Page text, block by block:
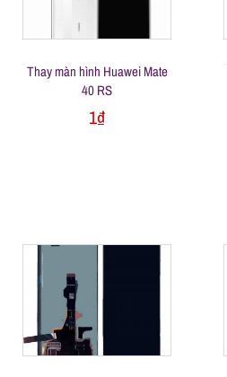
Thay màn hình Huawei Mate
40 RS
1₫